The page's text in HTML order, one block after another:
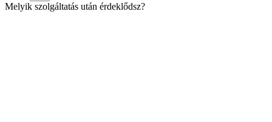
Melyik szolgáltatás után érdeklődsz?